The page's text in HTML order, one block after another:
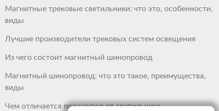
Магнитные трековые светильники: что это, особенности,
виды
Лучшие производители трековых систем освещения
Из чего состоит магнитный шинопровод
Магнитный шинопровод: что это такое, преимущества,
виды
Чем отличается прожектор от светильника